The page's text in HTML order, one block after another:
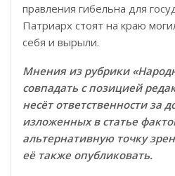
правления гибельна для
Патриарх стоят на краю
себя и вырыли.
Мнения из рубрики
совпадать с позицией
несёт ответственности за
изложенных в статье
альтернативную точку
её также опубликовать.